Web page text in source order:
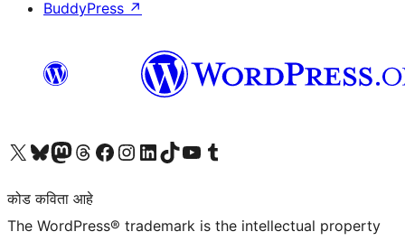
BuddyPress ↗
आमच्या X (एक्स) (पूर्वीचे ट्विटर) खात्याला भेट द्या आमच्या ब्लूस्की खात्याला भेट द्या.आमच्या Mastodon खात्याला भेट द्या.आमच्या थ्रेड्स खात्याला भेट द्या. आमच्या फेसबुक पेजला भेट द्या आमच्या इंस्टाग्राम खात्याला भेट द्या आमच्या लिंक्डइन खात्याला भेट द्या आमच्या टिकटॉक अकाउंटला भेट द्या.आमच्या यूट्यूब चॅनेलला भेट द्या आमच्या टंबलर खात्याला भेट द्या.
कोड कविता आहे
The WordPress® trademark is the intellectual property